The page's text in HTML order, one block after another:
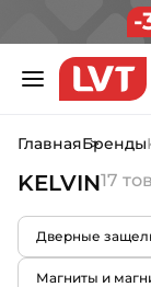
-
ГлавнаяБренды
KELVIN17
Дверные
Магниты и